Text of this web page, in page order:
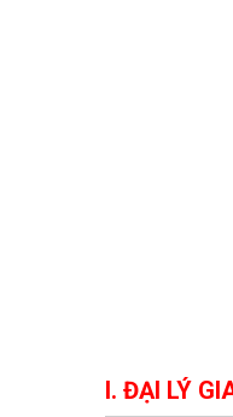
I. ĐẠI LÝ